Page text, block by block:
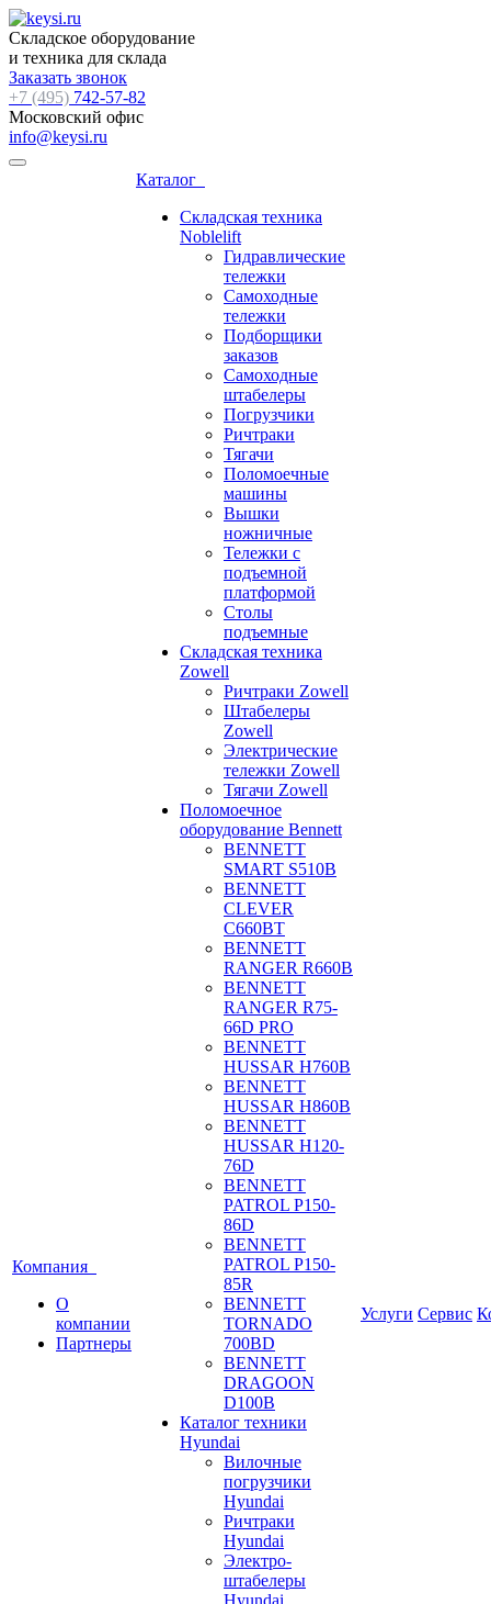
Складское оборудование
и техника для склада
Заказать звонок
+7 (495) 742-57-82
Московский офис
info@keysi.ru
Компания
О
компании
Партнеры
Каталог
Складская техника
Noblelift
Гидравлические
тележки
Самоходные
тележки
Подборщики
заказов
Самоходные
штабелеры
Погрузчики
Ричтраки
Тягачи
Поломоечные
машины
Вышки
ножничные
Тележки с
подъемной
платформой
Столы
подъемные
Складская техника
Zowell
Ричтраки Zowell
Штабелеры
Zowell
Электрические
тележки Zowell
Тягачи Zowell
Поломоечное
оборудование Bennett
BENNETT
SMART S510B
BENNETT
CLEVER
C660BT
BENNETT
RANGER R660B
BENNETT
RANGER R75-
66D PRO
BENNETT
HUSSAR H760B
BENNETT
HUSSAR H860B
BENNETT
HUSSAR H120-
76D
BENNETT
PATROL P150-
86D
BENNETT
PATROL P150-
85R
BENNETT
TORNADO
700BD
BENNETT
DRAGOON
D100B
Каталог техники
Hyundai
Вилочные
погрузчики
Hyundai
Ричтраки
Hyundai
Электро-
штабелеры
Hyundai
Услуги Сервис